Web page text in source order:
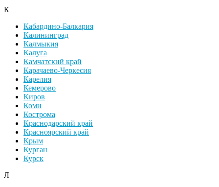
К
Кабардино-Балкария
Калининград
Калмыкия
Калуга
Камчатский край
Карачаево-Черкесия
Карелия
Кемерово
Киров
Коми
Кострома
Краснодарский край
Красноярский край
Крым
Курган
Курск
Л